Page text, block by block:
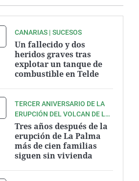
CANARIAS | SUCESOS
Un fallecido y dos
heridos graves tras
explotar un tanque de
combustible en Telde
TERCER ANIVERSARIO DE LA
ERUPCIÓN DEL VOLCAN DE LA
PALMA
Tres años después de la
erupción de La Palma
más de cien familias
siguen sin vivienda